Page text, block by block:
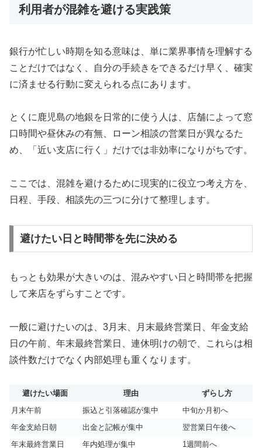
利用者が混雑を避ける実践策
銀行が忙しい時期を知る意味は、単に業界事情を理解する
ことだけではなく、自分の手続きをできるだけ早く、確実
に済ませる行動に変えられる点にあります。
とくに鹿児島の地銀を日常的に使う人は、店舗によって窓
口時間や昼休みの有無、ローン相談の営業日が異なるた
め、「近い支店に行く」だけでは非効率になりがちです。
ここでは、混雑を避けるために現実的に役立つ考え方を、
日程、手段、相談先の三つに分けて整理します。
避けたい日と時間帯を先に決める
もっとも効果が大きいのは、混みやすい日と時間帯を把握
して来店をずらすことです。
一般に避けたいのは、3月末、月末最終営業日、年金支給
日の午前、年末最終営業日、連休明けの朝で、これらは相
談件数だけでなく内部処理も重くなります。
避けたい場面 理由
ずらし方
月末午前
振込と引落確認が集中
中旬か月初へ
年金支給日朝
出金と記帳が集中
翌営業日午後へ
年末最終営業日
年内処理が集中 1週間前へ